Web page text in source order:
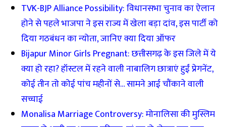
TVK-BJP Alliance Possibility: विधानसभा चुनाव का ऐलान
होने से पहले भाजपा ने इस राज्य में खेला बड़ा दांव, इस पार्टी को
दिया गठबंधन का न्योता, जानिए क्या दिया ऑफर
Bijapur Minor Girls Pregnant: छत्तीसगढ़ के इस जिले में ये
क्या हो रहा? हॉस्टल में रहने वाली नाबालिग छात्राएं हुईं प्रेगनेंट,
कोई तीन तो कोई पांच महीनों से… सामने आई चौंकाने वाली
सच्चाई
Monalisa Marriage Controversy: मोनालिसा की मुस्लिम